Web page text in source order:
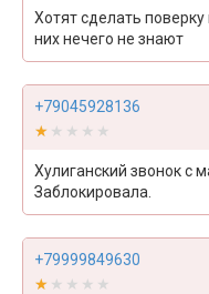
Хотят сделать поверку
них нечего не знают
+79045928136
★★★★★
★★★★★
Хулиганский звонок с
Заблокировала.
+79999849630
★★★★★
★★★★★